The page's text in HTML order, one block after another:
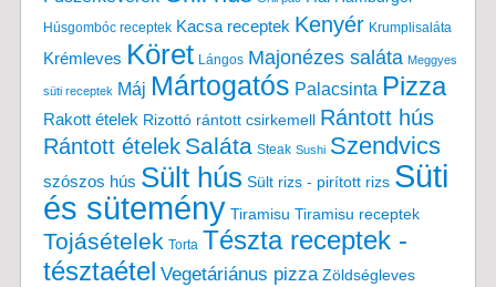
Húsgombóc receptek Kacsa receptek Kenyér Krumplisaláta
Krémleves Köret Lángos Majonézes saláta Meggyes
süti receptek Máj Mártogatós Palacsinta Pizza
Rakott ételek Rizottó rántott csirkemell Rántott hús
Rántott ételek Saláta Steak Sushi Szendvics
szószos hús Sült hús Sült rizs - pirított rizs Süti
és sütemény Tiramisu Tiramisu receptek
Tojásételek Torta Tészta receptek -
tésztaétel Vegetáriánus pizza Zöldségleves